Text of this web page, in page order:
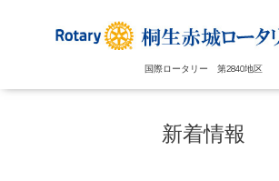
国際ロータリー 第2840地区
新着情報